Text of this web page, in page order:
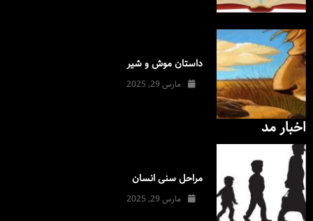
داستان موش و شیر
مارس 29, 2025
اخبار مد
مراحل سنی انسان
مارس 29, 2025